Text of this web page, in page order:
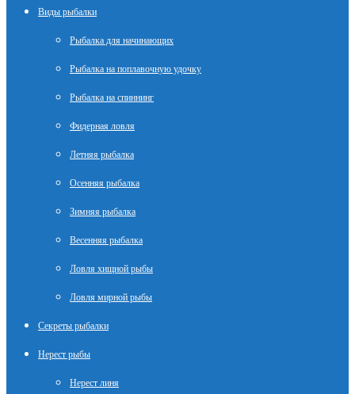
Виды рыбалки
Рыбалка для начинающих
Рыбалка на поплавочную удочку
Рыбалка на спиннинг
Фидерная ловля
Летняя рыбалка
Осенняя рыбалка
Зимняя рыбалка
Весенняя рыбалка
Ловля хищной рыбы
Ловля мирной рыбы
Секреты рыбалки
Нерест рыбы
Нерест линя